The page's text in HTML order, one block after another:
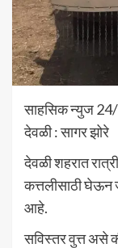
साहसिक न्युज 24/
देवळी : सागर झोरे
देवळी शहरात
कत्तलीसाठी घेऊन
आहे.
सविस्तर वुत्त असे